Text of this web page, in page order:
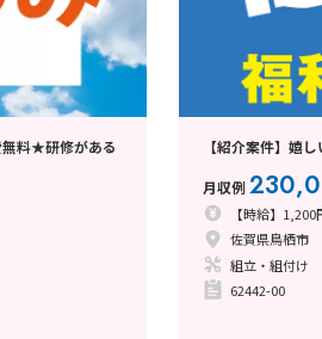
料★研修がある
【紹介案件】嬉
月収例
【時給】1,200
佐賀県鳥栖市
組立・組付け
62442-00